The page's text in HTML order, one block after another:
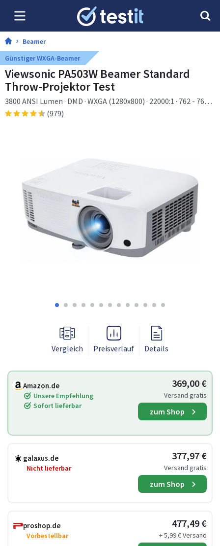
Beamer
Günstiger WXGA-Beamer
Viewsonic PA503W Beamer Standard
Throw-Projektor Test
3800 ANSI Lumen · DMD · WXGA (1280x800) · 22000:1 · 762 - 7620
mm (30 - 300") · 1 - 10,98 m
(979)
Vergleich Preisverlauf Details
Amazon.de
Unsere Empfehlung
Sofort lieferbar
369,00 €
Versand gratis
zum Shop
galaxus.de
Nicht lieferbar
377,97 €
Versand gratis
zum Shop
proshop.de
Vorbestellbar
477,49 €
+ 5,99 € Versand